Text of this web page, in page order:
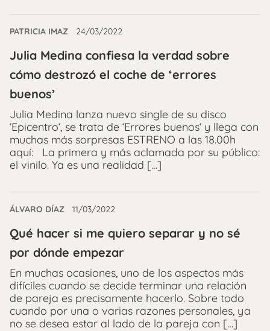
PATRICIA IMAZ 24/03/2022
Julia Medina confiesa la verdad sobre
cómo destrozó el coche de ‘errores
buenos’
Julia Medina lanza nuevo single de su disco
‘Epicentro‘, se trata de ‘Errores buenos‘ y llega con
muchas más sorpresas ESTRENO a las 18.00h
aquí: La primera y más aclamada por su público:
el vinilo. Ya es una realidad […]
ÁLVARO DÍAZ 11/03/2022
Qué hacer si me quiero separar y no sé
por dónde empezar
En muchas ocasiones, uno de los aspectos más
difíciles cuando se decide terminar una relación
de pareja es precisamente hacerlo. Sobre todo
cuando por una o varias razones personales, ya
no se desea estar al lado de la pareja con […]